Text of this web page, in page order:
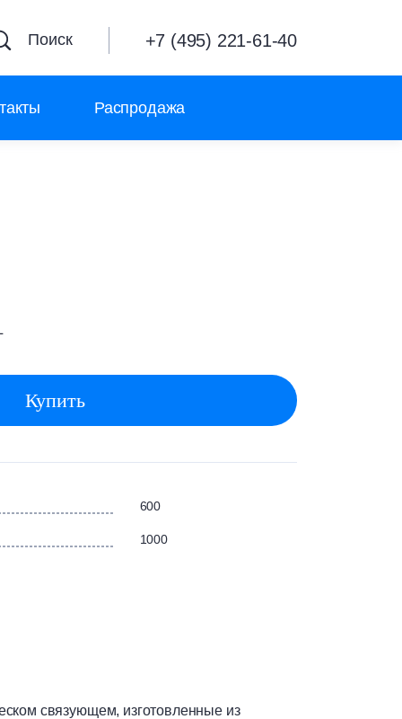
Поиск +7 (495) 221-61-40
Распродажа
Купить
600
1000
связующем, изготовленные из